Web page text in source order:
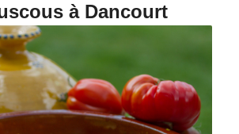
à Dancourt